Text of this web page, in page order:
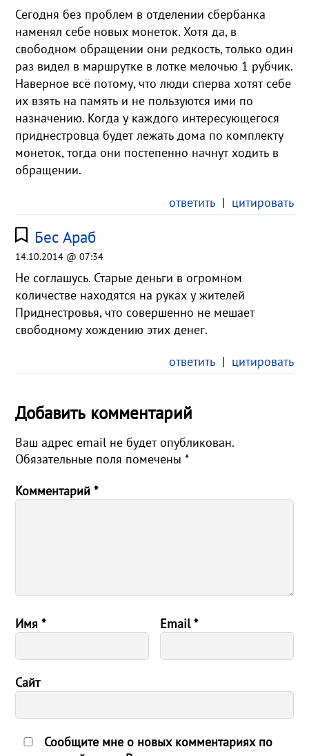
Сегодня без проблем в отделении сбербанка
наменял себе новых монеток. Хотя да, в
свободном обращении они редкость, только один
раз видел в маршрутке в лотке мелочью 1 рубчик.
Наверное всё потому, что люди сперва хотят себе
их взять на память и не пользуются ими по
назначению. Когда у каждого интересующегося
приднестровца будет лежать дома по комплекту
монеток, тогда они постепенно начнут ходить в
обращении.
ответить| цитировать
Бес Араб
14.10.2014 @ 07:34
Не соглашусь. Старые деньги в огромном
количестве находятся на руках у жителей
Приднестровья, что совершенно не мешает
свободному хождению этих денег.
ответить| цитировать
Добавить комментарий
Ваш адрес email не будет опубликован.
Обязательные поля помечены*
Комментарий*
Имя* Email*
Сайт
Сообщите мне о новых комментариях по